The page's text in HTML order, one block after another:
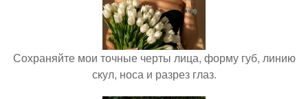
Сохраняйте мои точные черты лица, форму губ, линию
скул, носа и разрез глаз.